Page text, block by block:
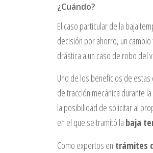
¿Cuándo?
El caso particular de la baja
decisión por ahorro, un
drástica a un caso de robo del
Uno de los beneficios de
de tracción mecánica durante
la posibilidad de solicitar al
en el que se tramitó la baja
Como expertos en trámites